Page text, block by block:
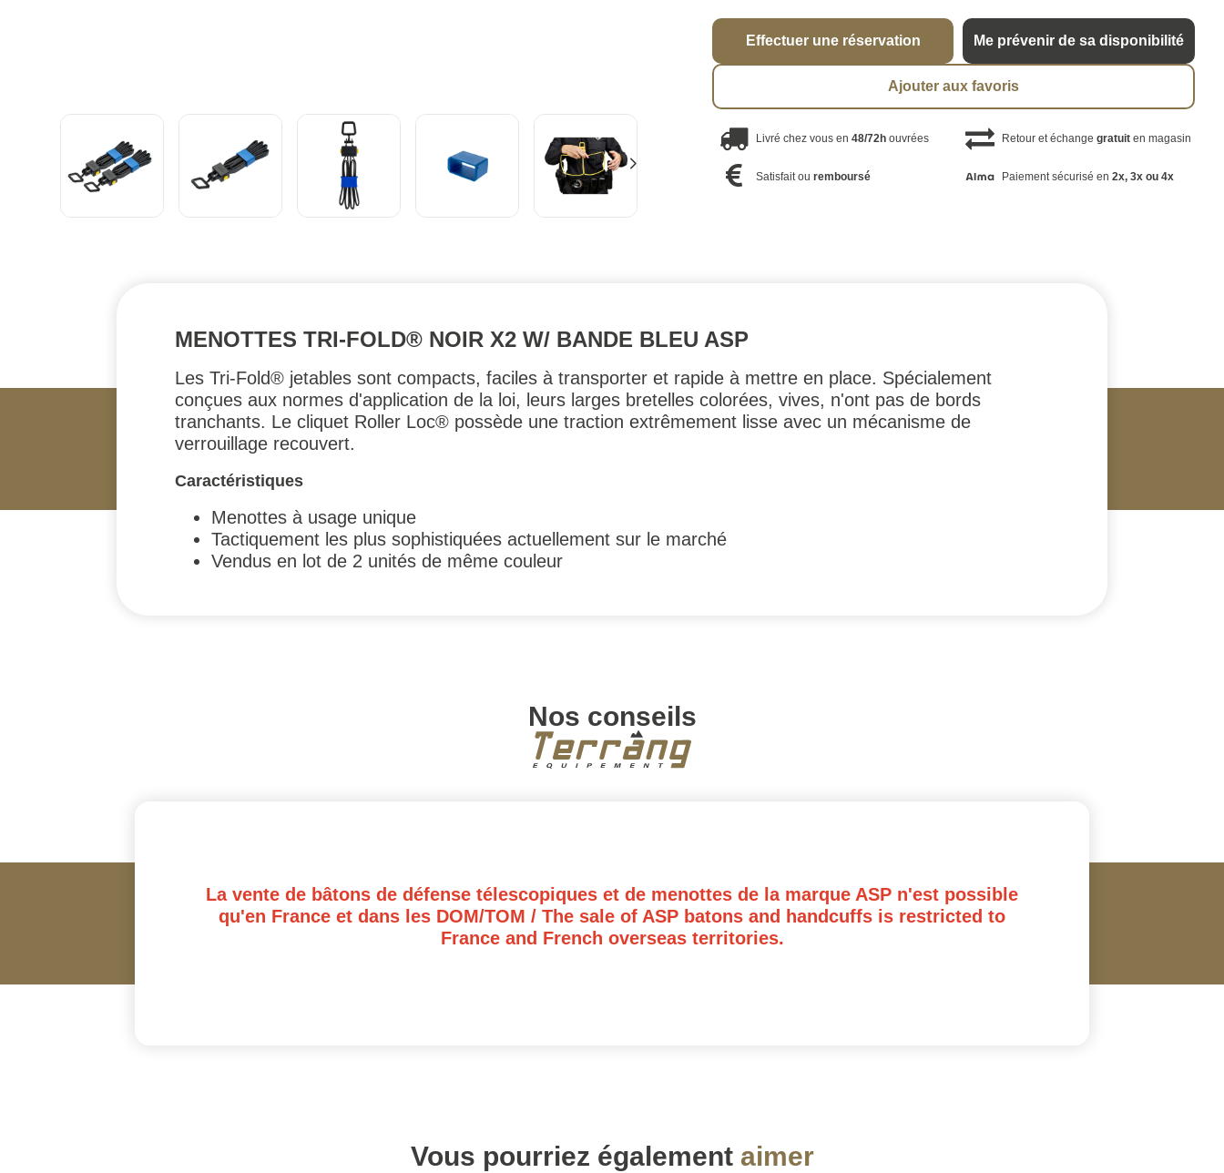
Effectuer une réservation Me prévenir de sa disponibilité
Ajouter aux favoris
Livré chez vous en48/72h ouvrées Retour et échange gratuiten magasin
Satisfait ouremboursé Paiement sécurisé en 2x, 3x ou 4x
MENOTTES TRI-FOLD® NOIR X2 W/ BANDE BLEU ASP
Les Tri-Fold® jetables sont compacts, faciles à transporter et rapide à mettre en place. Spécialement
conçues aux normes d'application de la loi, leurs larges bretelles colorées, vives, n'ont pas de bords
tranchants. Le cliquet Roller Loc® possède une traction extrêmement lisse avec un mécanisme de
verrouillage recouvert.
Caractéristiques
Menottes à usage unique
Tactiquement les plus sophistiquées actuellement sur le marché
Vendus en lot de 2 unités de même couleur
Nos conseils
La vente de bâtons de défense télescopiques et de menottes de la marque ASP n'est possible
qu'en France et dans les DOM/TOM / The sale of ASP batons and handcuffs is restricted to
France and French overseas territories.
Vous pourriez également aimer